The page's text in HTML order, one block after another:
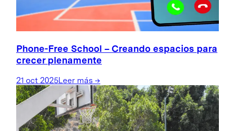
Phone-Free School – Creando espacios para
crecer plenamente
21 oct 2025Leer más →